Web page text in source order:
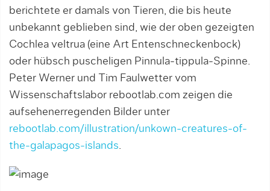
berichtete er damals von Tieren, die bis heute
unbekannt geblieben sind, wie der oben gezeigten
Cochlea veltrua (eine Art Entenschneckenbock)
oder hübsch puscheligen Pinnula-tippula-Spinne.
Peter Werner und Tim Faulwetter vom
Wissenschaftslabor rebootlab.com zeigen die
aufsehenerregenden Bilder unter
rebootlab.com/illustration/unkown-creatures-of-
the-galapagos-islands